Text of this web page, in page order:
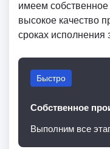
имеем собственное
высокое качество
сроках исполнения
Быстро
Собственное
Выполним все